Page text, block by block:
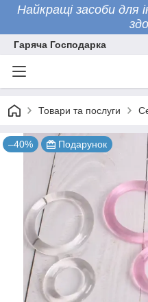
Найкращі засоби
Гаряча Господарка
Товари та послуги
–40% Подарунок